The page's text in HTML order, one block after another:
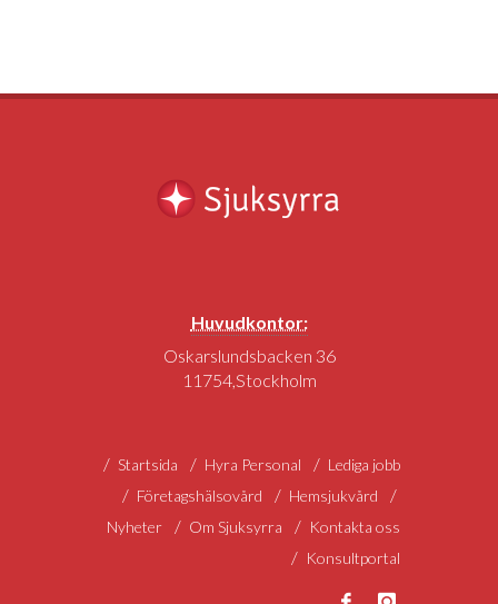
Huvudkontor:
Oskarslundsbacken 36
11754,Stockholm
Startsida Hyra Personal
Lediga jobb
Företagshälsovård
Hemsjukvård
Nyheter
Om Sjuksyrra
Kontakta oss
Konsultportal